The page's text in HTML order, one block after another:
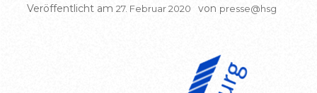
Veröffentlicht am 27. Februar 2020 von presse@hsg